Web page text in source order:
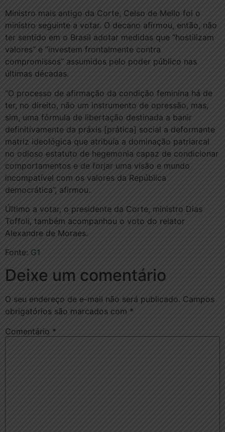
Ministro mais antigo da Corte, Celso de Mello foi o
ministro seguinte a votar. O decano afirmou, então, não
ter sentido em o Brasil adotar medidas que “hostilizam
valores” e “investem frontalmente contra
compromissos” assumidos pelo poder público nas
últimas décadas.
“O processo de afirmação da condição feminina há de
ter, no direito, não um instrumento de opressão, mas,
sim, uma fórmula de libertação destinada a banir
definitivamente da práxis [prática] social a deformante
matriz ideológica que atribuía a dominação patriarcal
no odioso estatuto de hegemonia capaz de condicionar
comportamentos e de forjar uma visão e mundo
incompatível com os valores da República
democrática”, afirmou.
Último a votar, o presidente da Corte, ministro Dias
Toffoli, também acompanhou o voto do relator
Alexandre de Moraes.
Fonte: G1
Deixe um comentário
O seu endereço de e-mail não será publicado. Campos
obrigatórios são marcados com *
Comentário *